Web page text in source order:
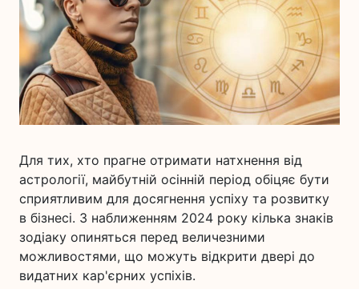
Для тих, хто прагне отримати натхнення від
астрології, майбутній осінній період обіцяє бути
сприятливим для досягнення успіху та розвитку
в бізнесі. З наближенням 2024 року кілька знаків
зодіаку опиняться перед величезними
можливостями, що можуть відкрити двері до
видатних кар'єрних успіхів.